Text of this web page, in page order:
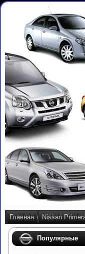
Главная Nissan
Популярные